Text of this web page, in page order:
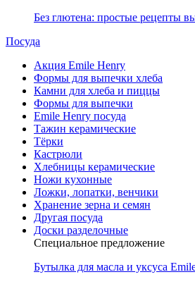
Без глютена: простые рецепты
Посуда
Акция Emile Henry
Формы для выпечки хлеба
Камни для хлеба и пиццы
Формы для выпечки
Emile Henry посуда
Тажин керамические
Тёрки
Кастрюли
Хлебницы керамические
Ножи кухонные
Ложки, лопатки, венчики
Хранение зерна и семян
Другая посуда
Доски разделочные
Специальное предложение
Бутылка для масла и уксуса